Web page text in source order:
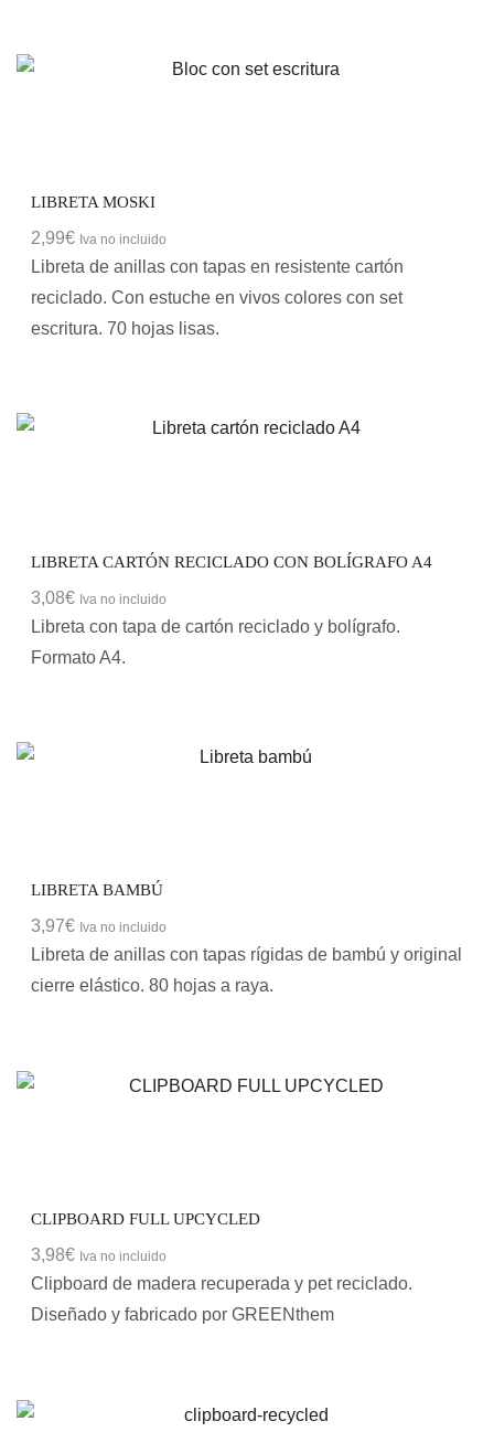
LIBRETA MOSKI
2,99€ Iva no incluido
Libreta de anillas con tapas en resistente cartón
reciclado. Con estuche en vivos colores con set
escritura. 70 hojas lisas.
LIBRETA CARTÓN RECICLADO CON BOLÍGRAFO A4
3,08€ Iva no incluido
Libreta con tapa de cartón reciclado y bolígrafo.
Formato A4.
LIBRETA BAMBÚ
3,97€ Iva no incluido
Libreta de anillas con tapas rígidas de bambú y original
cierre elástico. 80 hojas a raya.
CLIPBOARD FULL UPCYCLED
3,98€ Iva no incluido
Clipboard de madera recuperada y pet reciclado.
Diseñado y fabricado por GREENthem